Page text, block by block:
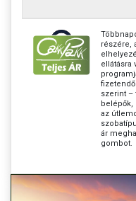
részére,
ellátásra
szerint –
belépők,
az
ár
gombot.